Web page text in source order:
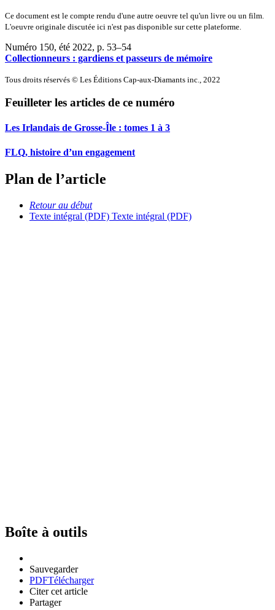
Ce document est le compte rendu d'une autre oeuvre tel qu'un livre ou un film.
L'oeuvre originale discutée ici n'est pas disponible sur cette plateforme.
Numéro 150, été 2022, p. 53–54
Collectionneurs : gardiens et passeurs de mémoire
Tous droits réservés © Les Éditions Cap-aux-Diamants inc., 2022
Feuilleter les articles de ce numéro
Les Irlandais de Grosse-Île : tomes 1 à 3
FLQ, histoire d’un engagement
Plan de l’article
Retour au début
Texte intégral (PDF) Texte intégral (PDF)
Boîte à outils
Sauvegarder
PDFTélécharger
Citer cet article
Partager